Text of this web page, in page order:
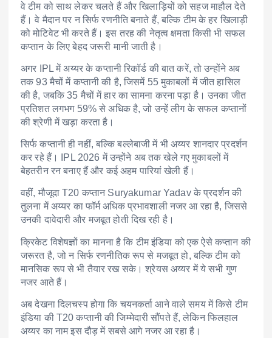
वे टीम को साथ लेकर चलते हैं और खिलाड़ियों को सहज माहौल देते
हैं। वे मैदान पर न सिर्फ रणनीति बनाते हैं, बल्कि टीम के हर खिलाड़ी
को मोटिवेट भी करते हैं। इस तरह की नेतृत्व क्षमता किसी भी सफल
कप्तान के लिए बेहद जरूरी मानी जाती है।
अगर IPL में अय्यर के कप्तानी रिकॉर्ड की बात करें, तो उन्होंने अब
तक 93 मैचों में कप्तानी की है, जिसमें 55 मुकाबलों में जीत हासिल
की है, जबकि 35 मैचों में हार का सामना करना पड़ा है। उनका जीत
प्रतिशत लगभग 59% से अधिक है, जो उन्हें लीग के सफल कप्तानों
की श्रेणी में खड़ा करता है।
सिर्फ कप्तानी ही नहीं, बल्कि बल्लेबाजी में भी अय्यर शानदार प्रदर्शन
कर रहे हैं। IPL 2026 में उन्होंने अब तक खेले गए मुकाबलों में
बेहतरीन रन बनाए हैं और कई अहम पारियां खेली हैं।
वहीं, मौजूदा T20 कप्तान Suryakumar Yadavके प्रदर्शन की
तुलना में अय्यर का फॉर्म अधिक प्रभावशाली नजर आ रहा है, जिससे
उनकी दावेदारी और मजबूत होती दिख रही है।
क्रिकेट विशेषज्ञों का मानना है कि टीम इंडिया को एक ऐसे कप्तान की
जरूरत है, जो न सिर्फ रणनीतिक रूप से मजबूत हो, बल्कि टीम को
मानसिक रूप से भी तैयार रख सके। श्रेयस अय्यर में ये सभी गुण
नजर आते हैं।
अब देखना दिलचस्प होगा कि चयनकर्ता आने वाले समय में किसे टीम
इंडिया की T20 कप्तानी की जिम्मेदारी सौंपते हैं, लेकिन फिलहाल
अय्यर का नाम इस दौड़ में सबसे आगे नजर आ रहा है।